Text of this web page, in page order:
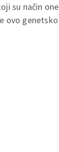
su način one
ovo genetsko